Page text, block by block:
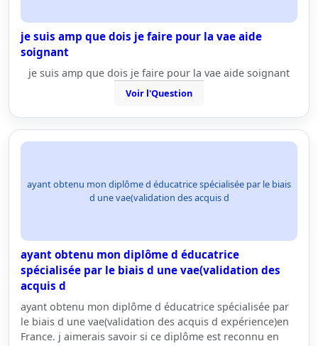
je suis amp que dois je faire pour la vae aide
soignant
je suis amp que dois je faire pour la vae aide soignant
Voir l'Question
ayant obtenu mon diplôme d éducatrice spécialisée par le biais
d une vae(validation des acquis d
ayant obtenu mon diplôme d éducatrice
spécialisée par le biais d une vae(validation des
acquis d
ayant obtenu mon diplôme d éducatrice spécialisée par
le biais d une vae(validation des acquis d expérience)en
France. j aimerais savoir si ce diplôme est reconnu en